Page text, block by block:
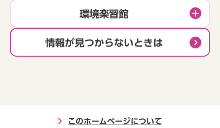
環境楽習館
情報が見つからないときは
このホームページについて